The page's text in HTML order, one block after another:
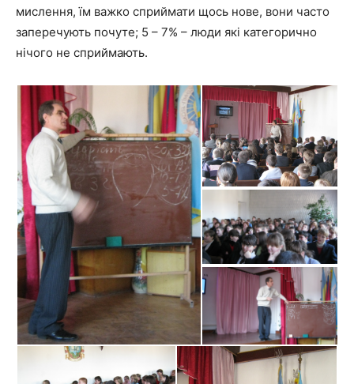
мислення, їм важко сприймати щось нове, вони часто
заперечують почуте; 5 – 7% – люди які категорично
нічого не сприймають.